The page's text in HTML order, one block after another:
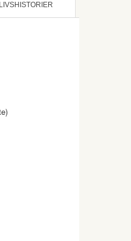
LIVSHISTORIER